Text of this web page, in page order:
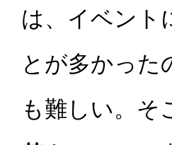
は、イベント
とが多かった
も難しい。そ